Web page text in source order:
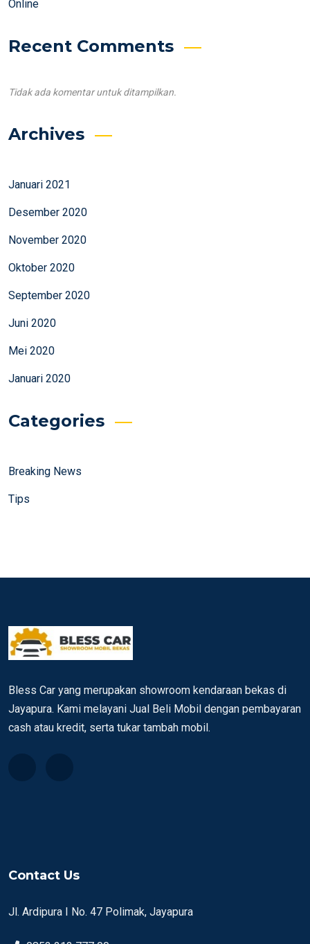
Online
Recent Comments
Tidak ada komentar untuk ditampilkan.
Archives
Januari 2021
Desember 2020
November 2020
Oktober 2020
September 2020
Juni 2020
Mei 2020
Januari 2020
Categories
Breaking News
Tips
Bless Car yang merupakan showroom kendaraan bekas di
Jayapura. Kami melayani Jual Beli Mobil dengan pembayaran
cash atau kredit, serta tukar tambah mobil.
Contact Us
Jl. Ardipura I No. 47 Polimak, Jayapura